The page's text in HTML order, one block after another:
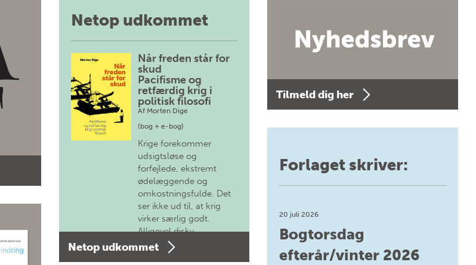
Netop udkommet
Når freden står for
skud
Pacifisme og
retfærdig krig i
politisk filosofi
Af Morten Dige
(bog + e-bog)
Krige forekommer
udsigtsløse og
forfejlede, ekstremt
ødelæggende og
omkostningsfulde. Det
ser ikke ud til, at krig
virker særlig godt.
Alligevel diskv…
Netop udkommet
Tilmeld dig her
Forlaget skriver:
20 juli 2026
Bogtorsdag
efterår/vinter 2026